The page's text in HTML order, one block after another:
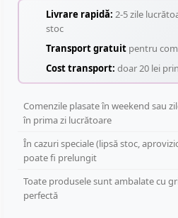
Livrare rapidă: 2-5 zile
stoc
Transport gratuit pentru
Cost transport: doar 20 lei
Comenzile plasate în weekend sau
în prima zi lucrătoare
În cazuri speciale (lipsă stoc,
poate fi prelungit
Toate produsele sunt ambalate cu
perfectă